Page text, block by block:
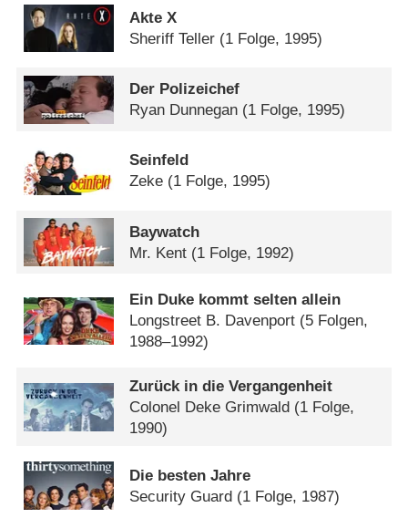
Akte X
Sheriff Teller (1 Folge, 1995)
Der Polizeichef
Ryan Dunnegan (1 Folge, 1995)
Seinfeld
Zeke (1 Folge, 1995)
Baywatch
Mr. Kent (1 Folge, 1992)
Ein Duke kommt selten allein
Longstreet B. Davenport (5 Folgen,
1988–1992)
Zurück in die Vergangenheit
Colonel Deke Grimwald (1 Folge,
1990)
Die besten Jahre
Security Guard (1 Folge, 1987)